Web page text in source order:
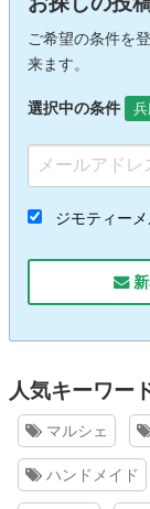
ご希望の条件を
来ます。
選択中の条件 兵
ジモティー
新
人気キーワー
マルシェ
ハンドメイド